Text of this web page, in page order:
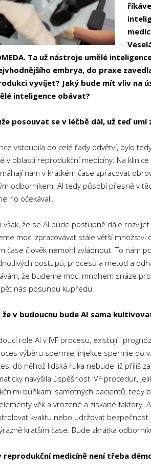
Ta už nástroje umělé
embrya, do praxe
vyvíjet? Jaký bude mít vliv na
inteligence obávat?
posouvat se v léčbě dál, už teď
vstoupila do celé řady odvětví, bylo
v oblasti reprodukční medicíny. Na
nám v krátkém čase zpracovat
odborníkem. AI tedy působí přesně v
ho očekávali.
však, že se AI bude postupně dále
moci zpracovávat stále větší
čase člověk nemohl zvládnout. To nám
postupů, procesů a metod a
že budeme moci mnohem snáze
nás posunou kupředu.
že v budoucnu bude AI sama
role AI v IVF procesu, existují i
výběru spermie, injekce spermie do
do něhož lidská ruka nebude již příliš
navýšila úspěšnost IVF procedur,
buňkami samotných pacientů, tedy
věk a vrozené a získané faktory.
kvalitu nebo udržovat
kratším čase. Bude zkrátka
reprodukční medicíně není třeba